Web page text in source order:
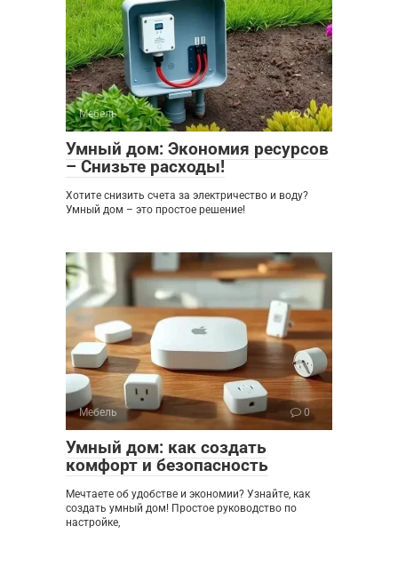
Мебель 0
Умный дом: Экономия ресурсов
– Снизьте расходы!
Хотите снизить счета за электричество и воду?
Умный дом – это простое решение!
Мебель 0
Умный дом: как создать
комфорт и безопасность
Мечтаете об удобстве и экономии? Узнайте, как
создать умный дом! Простое руководство по
настройке,